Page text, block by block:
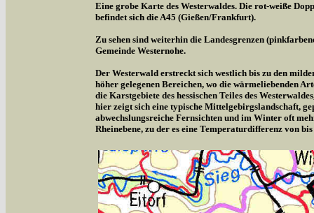
Eine grobe Karte des Westerwaldes. Die rot-weiße
befindet sich die A45 (Gießen/Frankfurt).
Zu sehen sind weiterhin die Landesgrenzen
Gemeinde Westernohe.
Der Westerwald erstreckt sich westlich bis zu den
höher gelegenen Bereichen, wo die wärmeliebenden
die Karstgebiete des hessischen Teiles des
hier zeigt sich eine typische Mittelgebirgslandschaft,
abwechslungsreiche Fernsichten und im Winter oft
Rheinebene, zu der es eine Temperaturdifferenz von